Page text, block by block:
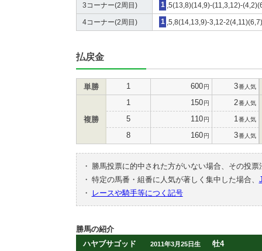
3コーナー(2周目) 1 ,5(13,8)(14,9)-(11,3,12)-
4コーナー(2周目) 1 ,5,8(14,13,9)-3,12-
払戻金
単勝 1 600円 3番人気
複勝
1 150円 2番人気
5 110円 1 番人気
8 160円 3番人気
・
勝馬投票に的中された方がいない場合、その投
・ 特定の馬番・組番に人気が著しく集中した場合、
・
レースや騎手等につく記号
勝馬の紹介
ハヤブサゴッド
2011年3月25日生 牡4